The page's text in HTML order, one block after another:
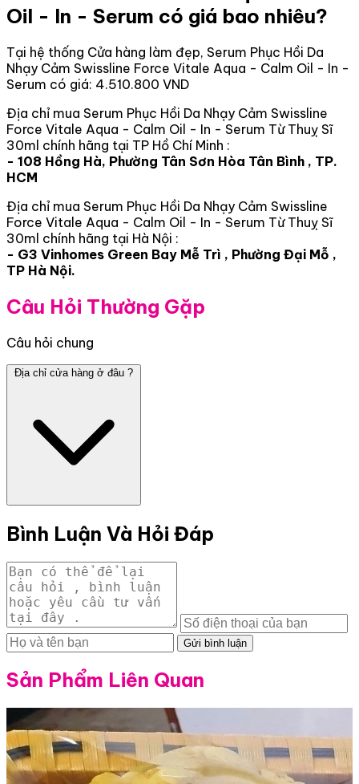
Oil - In - Serum có giá bao nhiêu?
Tại hệ thống Cửa hàng làm đẹp, Serum Phục Hồi Da
Nhạy Cảm Swissline Force Vitale Aqua - Calm Oil - In -
Serum có giá: 4.510.800 VND
Địa chỉ mua Serum Phục Hồi Da Nhạy Cảm Swissline
Force Vitale Aqua - Calm Oil - In - Serum Từ Thuỵ Sĩ
30ml chính hãng tại TP Hồ Chí Minh :
- 108 Hồng Hà, Phường Tân Sơn Hòa Tân Bình , TP.
HCM
Địa chỉ mua Serum Phục Hồi Da Nhạy Cảm Swissline
Force Vitale Aqua - Calm Oil - In - Serum Từ Thuỵ Sĩ
30ml chính hãng tại Hà Nội :
- G3 Vinhomes Green Bay Mễ Trì , Phường Đại Mỗ ,
TP Hà Nội.
Câu Hỏi Thường Gặp
Câu hỏi chung
Địa chỉ cửa hàng ở đâu ?
Bình Luận Và Hỏi Đáp
Gửi bình luận
Sản Phẩm Liên Quan